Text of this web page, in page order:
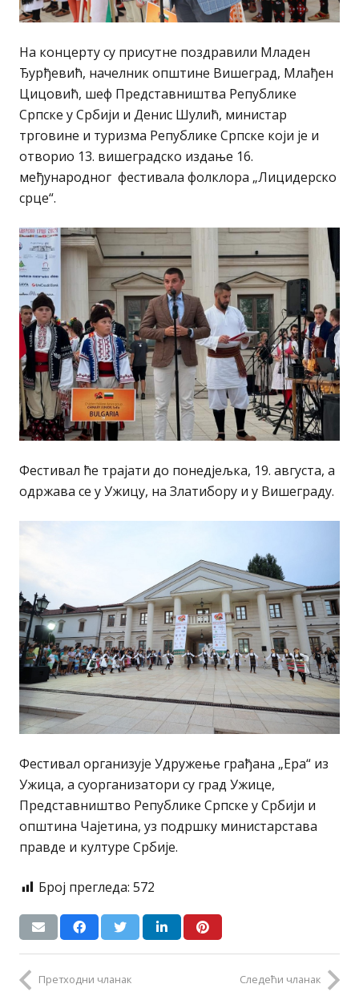
На концерту су присутне поздравили Младен
Ђурђевић, начелник општине Вишеград, Млађен
Цицовић, шеф Представништва Републике
Српске у Србији и Денис Шулић, министар
трговине и туризма Републике Српске који је и
отворио 13. вишеградско издање 16.
међународног фестивала фолклора „Лицидерско
срце“.
Фестивал ће трајати до понедјељка, 19. августа, а
одржава се у Ужицу, на Златибору и у Вишеграду.
Фестивал организује Удружење грађана „Ера“ из
Ужица, а суорганизатори су град Ужице,
Представништво Републике Српске у Србији и
општина Чајетина, уз подршку министарстава
правде и културе Србије.
Број прегледа: 572
Претходни чланак Следећи чланак